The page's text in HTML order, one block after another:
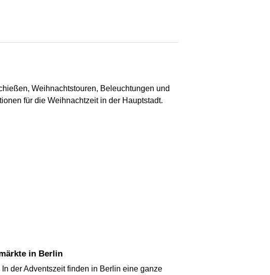
Weihnachtstouren, Beleuchtungen und
für die Weihnachtzeit in der Hauptstadt.
in Berlin
der Adventszeit finden in Berlin eine ganze